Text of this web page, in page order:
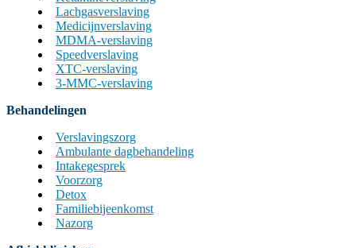
Lachgasverslaving
Medicijnverslaving
MDMA-verslaving
Speedverslaving
XTC-verslaving
3-MMC-verslaving
Behandelingen
Verslavingszorg
Ambulante dagbehandeling
Intakegesprek
Voorzorg
Detox
Familiebijeenkomst
Nazorg